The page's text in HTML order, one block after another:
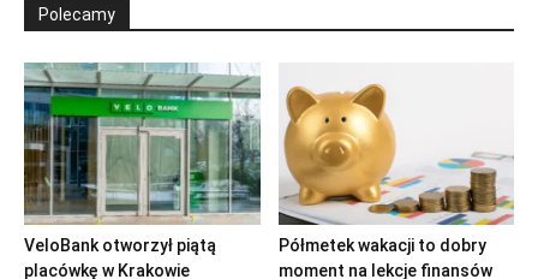
Polecamy
VeloBank otworzył piątą
placówkę w Krakowie
Półmetek wakacji to dobry
moment na lekcje finansów